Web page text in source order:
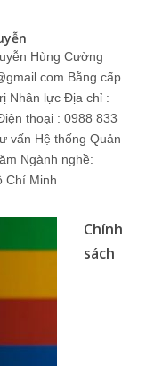
Hùng Cường
Bằng cấp
Nhân lực Địa chỉ :
thoại : 0988 833
vấn Hệ thống Quản
Ngành nghề:
Chí Minh
Chính
sách